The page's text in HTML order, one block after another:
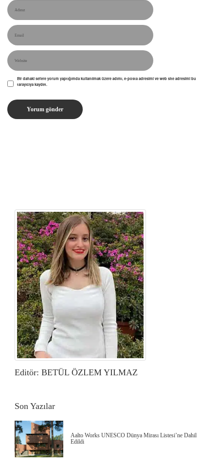
Bir dahaki sefere yorum yaptığımda kullanılmak üzere adımı, e-posta adresimi ve web site adresimi bu
tarayıcıya kaydet.
Editör: BETÜL ÖZLEM YILMAZ
Son Yazılar
Aalto Works UNESCO Dünya Mirası Listesi’ne Dahil
Edildi